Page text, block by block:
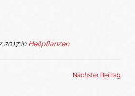
2017 in Heilpflanzen
Nächster Beitrag